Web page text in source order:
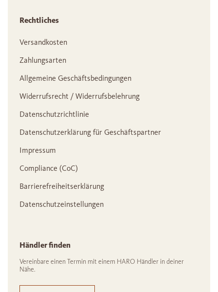
Rechtliches
Versandkosten
Zahlungsarten
Allgemeine Geschäftsbedingungen
Widerrufsrecht / Widerrufsbelehrung
Datenschutzrichtlinie
Datenschutzerklärung für Geschäftspartner
Impressum
Compliance (CoC)
Barrierefreiheitserklärung
Datenschutzeinstellungen
Händler finden
Vereinbare einen Termin mit einem HARO Händler in deiner
Nähe.